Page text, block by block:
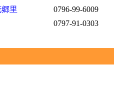
里
0796-99-6009
0797-91-0303